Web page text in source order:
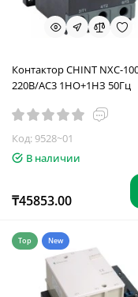
Контактор CHINT NXC-
220В/АС3 1НО+1НЗ 50Гц
Код: 9528~01
В наличии
₸45853.00
Top New